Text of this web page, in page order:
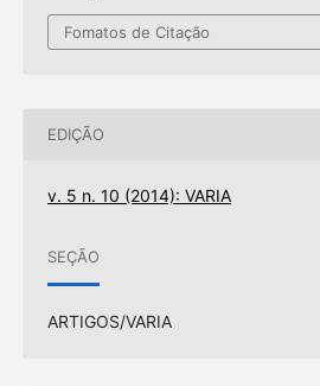
Fomatos de Citação
EDIÇÃO
v. 5 n. 10 (2014): VARIA
SEÇÃO
ARTIGOS/VARIA